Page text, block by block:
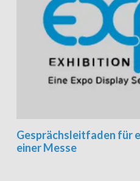
Gesprächsleitfaden für
einer Messe